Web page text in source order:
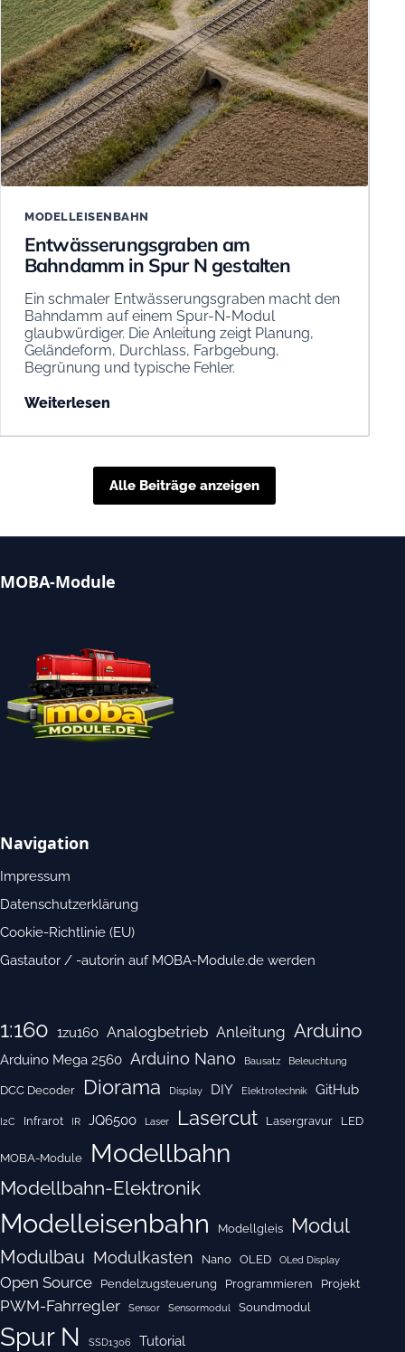
MODELLEISENBAHN
Entwässerungsgraben am
Bahndamm in Spur N gestalten
Ein schmaler Entwässerungsgraben macht den
Bahndamm auf einem Spur-N-Modul
glaubwürdiger. Die Anleitung zeigt Planung,
Geländeform, Durchlass, Farbgebung,
Begrünung und typische Fehler.
Weiterlesen
Alle Beiträge anzeigen
MOBA-Module
Navigation
Impressum
Datenschutzerklärung
Cookie-Richtlinie (EU)
Gastautor / -autorin auf MOBA-Module.de werden
1:160 1zu160 Analogbetrieb Anleitung Arduino
Arduino Mega 2560 Arduino Nano Bausatz Beleuchtung
DCC Decoder Diorama Display DIY Elektrotechnik GitHub
I2C Infrarot IR JQ6500 Laser Lasercut Lasergravur LED
MOBA-Module Modellbahn
Modellbahn-Elektronik
Modelleisenbahn Modellgleis Modul
Modulbau Modulkasten Nano OLED OLed Display
Open Source Pendelzugsteuerung Programmieren Projekt
PWM-Fahrregler Sensor Sensormodul Soundmodul
Spur N SSD1306 Tutorial